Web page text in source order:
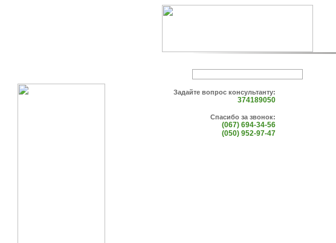
Задайте вопрос консультанту:
374189050
Спасибо за звонок:
(067) 694-34-56
(050) 952-97-47